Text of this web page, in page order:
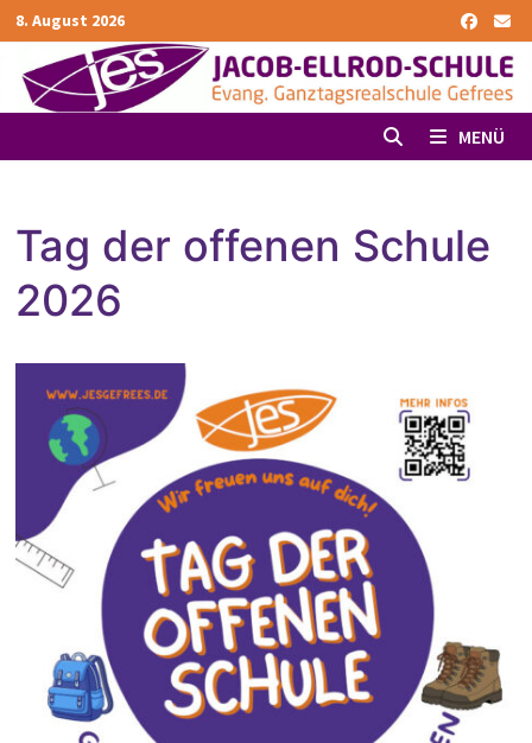
Zurück
zum
Inhalt
8. August 2026
MENÜ
Tag der offenen Schule
2026